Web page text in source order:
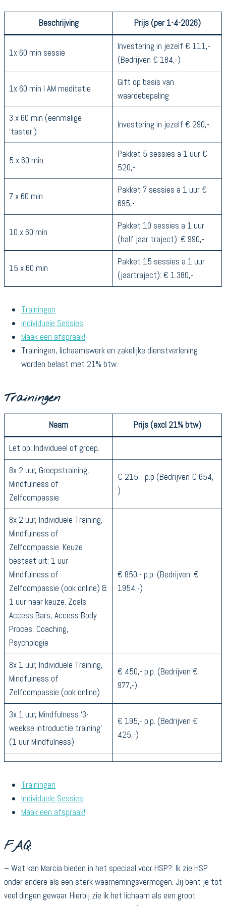
Beschrijving Prijs (per 1-4-2026)
1x 60 min sessie
Investering in jezelf € 111,-
(Bedrijven € 184,-)
1x 60 min I AM meditatie
Gift op basis van
waardebepaling
3 x 60 min (eenmalige
‘taster’)
Investering in jezelf € 290,-
5 x 60 min
Pakket 5 sessies a 1 uur €
520,-
7 x 60 min
Pakket 7 sessies a 1 uur €
695,-
10 x 60 min
Pakket 10 sessies a 1 uur
(half jaar traject): € 990,-
15 x 60 min
Pakket 15 sessies a 1 uur
(jaartraject): € 1.380,-
Trainingen
Individuele Sessies
Maak een afspraak!
Trainingen, lichaamswerk en zakelijke dienstverlening
worden belast met 21% btw.
Trainingen
Naam Prijs (excl 21% btw)
Let op: Individueel of groep.
8x 2 uur, Groepstraining,
Mindfulness of
Zelfcompassie
€ 215,- p.p (Bedrijven € 654,-
)
8x 2 uur, Individuele Training,
Mindfulness of
Zelfcompassie. Keuze
bestaat uit: 1 uur
Mindfulness of
Zelfcompassie (ook online) &
1 uur naar keuze. Zoals:
Access Bars, Access Body
Proces, Coaching,
Psychologie
€ 850,- p.p. (Bedrijven: €
1954,-)
8x 1 uur, Individuele Training,
Mindfulness of
Zelfcompassie (ook online)
€ 450,- p.p. (Bedrijven €
977,-)
3x 1 uur, Mindfulness ‘3-
weekse introductie training’
(1 uur Mindfulness)
€ 195,- p.p. (Bedrijven €
425,-)
Trainingen
Individuele Sessies
Maak een afspraak!
FAQ:
– Wat kan Marcia bieden in het speciaal voor HSP?: Ik zie HSP
onder andere als een sterk waarnemingsvermogen. Jij bent je tot
veel dingen gewaar. Hierbij zie ik het lichaam als een groot